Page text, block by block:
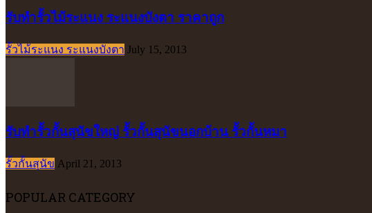
รับทำรั้วไม้ระแนง ระแนงบังตา ราคาถูก
รั้วไม้ระแนง ระแนงบังตา July 15, 2013
รับทำรั้วกั้นสุนัขใหญ่ รั้วกั้นสุนัขนอกบ้าน รั้วกั้นหมา
รั้วกั้นสุนัข April 21, 2013
POPULAR CATEGORY